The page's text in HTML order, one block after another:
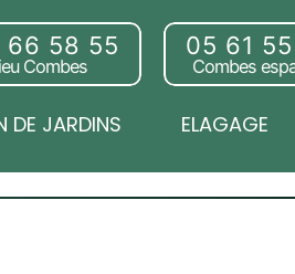
DE JARDINS ELAGAGE
58 55
Combes
05 61
Combes